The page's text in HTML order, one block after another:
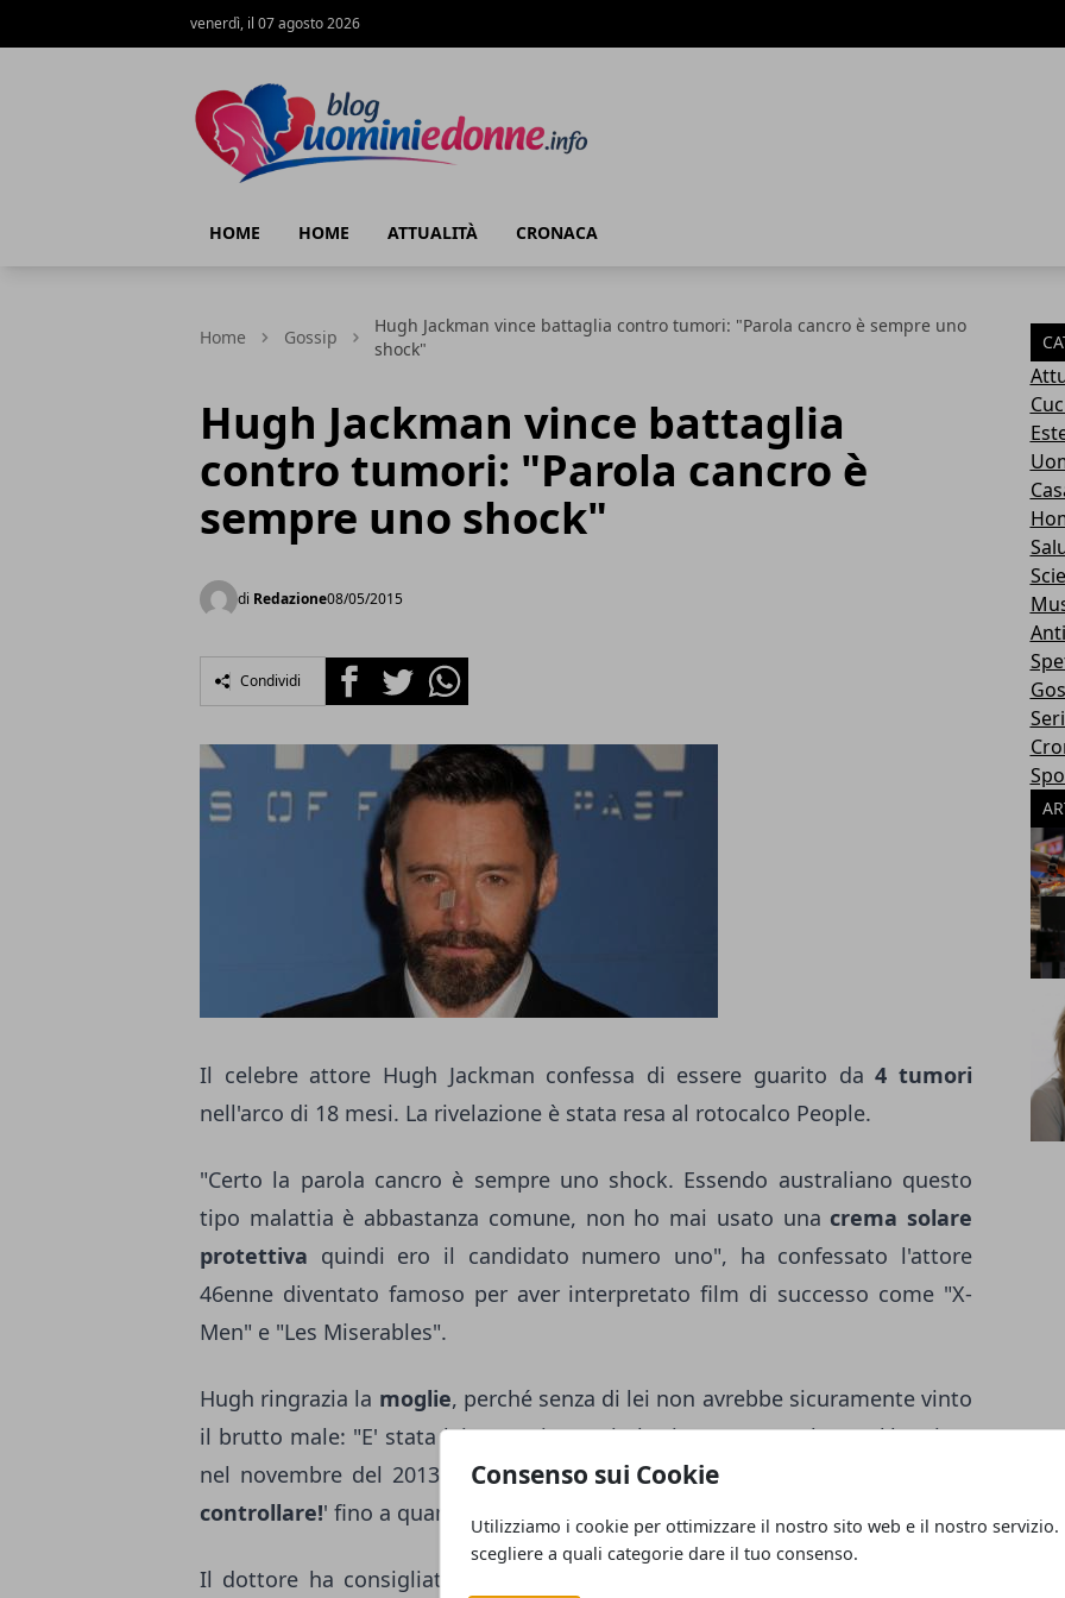
Consenso sui Cookie
Utilizziamo i cookie per ottimizzare il nostro sito web e il nostro servizio.
scegliere a quali categorie dare il tuo consenso.
venerdì, il 07 agosto 2026
HOME HOME ATTUALITÀ CRONACA
Home Gossip
Hugh Jackman vince battaglia contro tumori: "Parola cancro è sempre uno
shock"
Hugh Jackman vince battaglia
contro tumori: "Parola cancro è
sempre uno shock"
di Redazione08/05/2015
Condividi FacebookTwitterWhatsapp
Il celebre attore Hugh Jackman confessa di essere guarito da 4 tumori
nell'arco di 18 mesi. La rivelazione è stata resa al rotocalco People.
"Certo la parola cancro è sempre uno shock. Essendo australiano questo
tipo malattia è abbastanza comune, non ho mai usato una crema solare
protettiva quindi ero il candidato numero uno", ha confessato l'attore
46enne diventato famoso per aver interpretato film di successo come "X-
Men" e "Les Miserables".
Hugh ringrazia la moglie, perché senza di lei non avrebbe sicuramente vinto
il brutto male: "E' stata lei a convincermi. Il primo segno sul naso l'ho visto
nel novembre del 2013 e lei ha continuato a dirmi 'fallo controllare,
controllare!' fino a quando non l'ho fatto".
Il dottore ha consigliato a Jackman di sottoporsi a controlli ogni 3 mesi,